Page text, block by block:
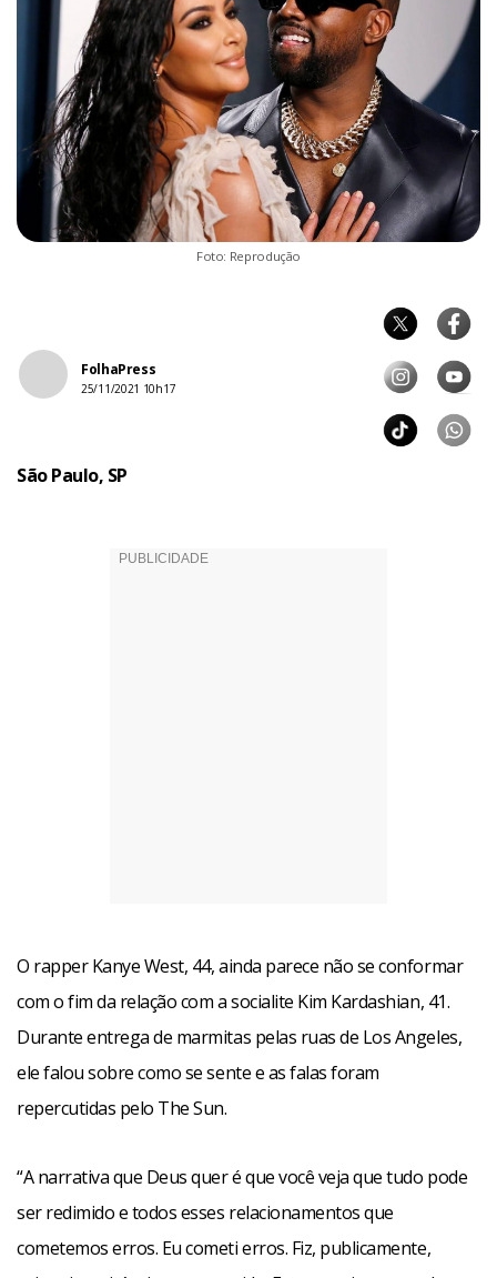
Foto: Reprodução
FolhaPress
25/11/2021 10h17
São Paulo, SP
O rapper Kanye West, 44, ainda parece não se conformar
com o fim da relação com a socialite Kim Kardashian, 41.
Durante entrega de marmitas pelas ruas de Los Angeles,
ele falou sobre como se sente e as falas foram
repercutidas pelo The Sun.
“A narrativa que Deus quer é que você veja que tudo pode
ser redimido e todos esses relacionamentos que
cometemos erros. Eu cometi erros. Fiz, publicamente,